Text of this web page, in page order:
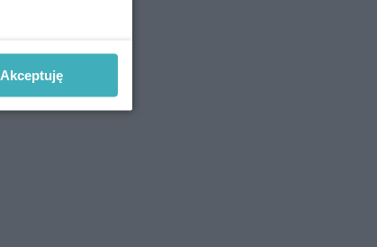
Akceptuję